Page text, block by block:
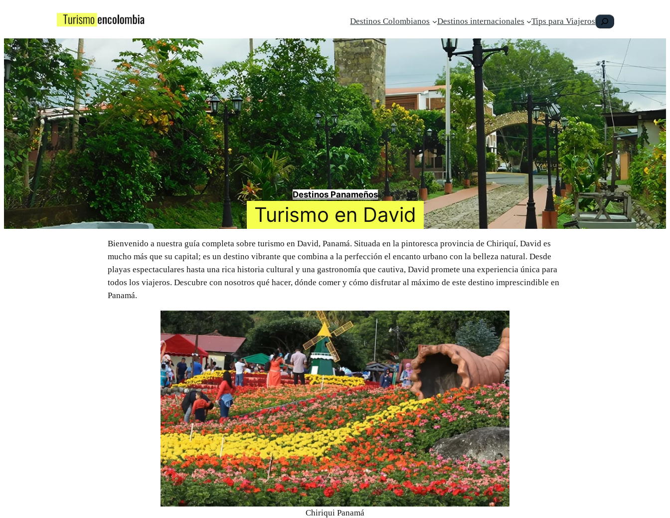
Destinos Colombianos Destinos internacionales Tips para ViajerosBuscar
Destinos Panameños
Turismo en David
Bienvenido a nuestra guía completa sobre turismo en David, Panamá. Situada en la pintoresca provincia de Chiriquí, David es
mucho más que su capital; es un destino vibrante que combina a la perfección el encanto urbano con la belleza natural. Desde
playas espectaculares hasta una rica historia cultural y una gastronomía que cautiva, David promete una experiencia única para
todos los viajeros. Descubre con nosotros qué hacer, dónde comer y cómo disfrutar al máximo de este destino imprescindible en
Panamá.
Chiriqui Panamá